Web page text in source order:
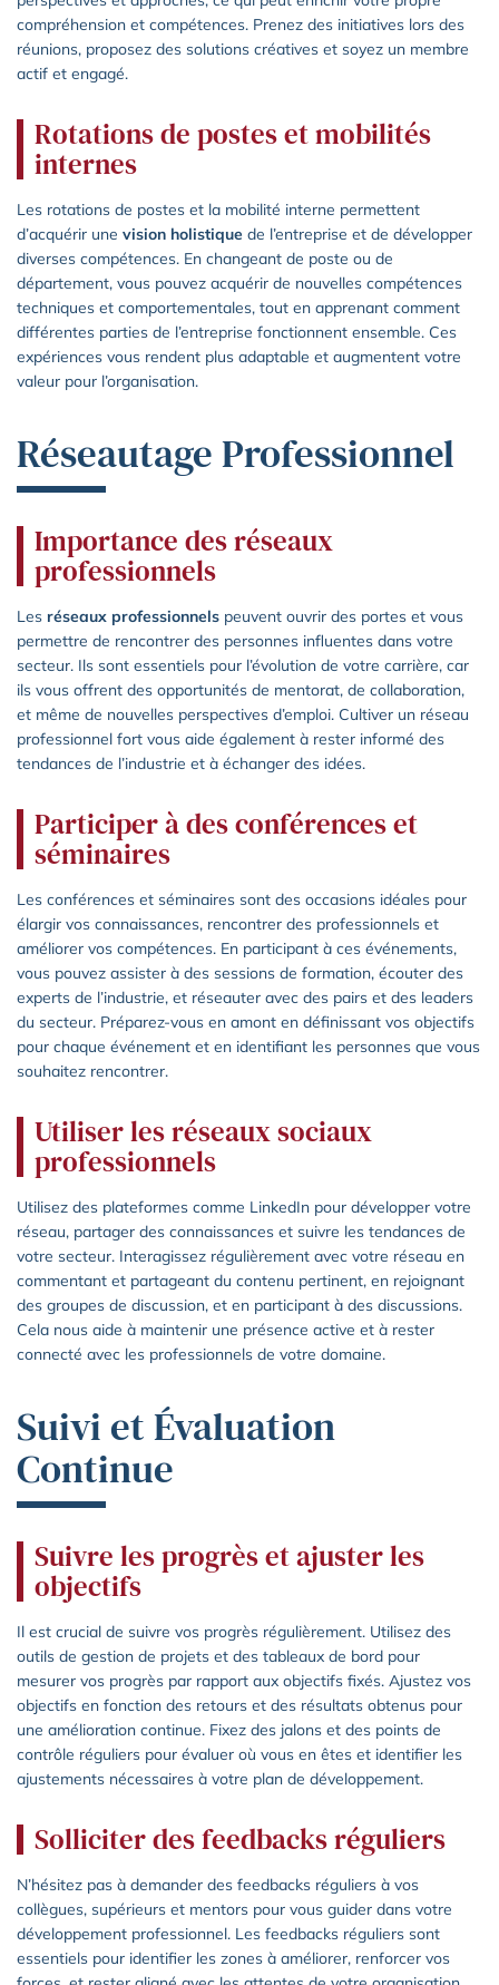
compréhension et compétences. Prenez des initiatives lors des
réunions, proposez des solutions créatives et soyez un membre
actif et engagé.
Rotations de postes et mobilités
internes
Les rotations de postes et la mobilité interne permettent
d’acquérir une vision holistique de l’entreprise et de développer
diverses compétences. En changeant de poste ou de
département, vous pouvez acquérir de nouvelles compétences
techniques et comportementales, tout en apprenant comment
différentes parties de l’entreprise fonctionnent ensemble. Ces
expériences vous rendent plus adaptable et augmentent votre
valeur pour l’organisation.
Réseautage Professionnel
Importance des réseaux
professionnels
Les réseaux professionnels peuvent ouvrir des portes et vous
permettre de rencontrer des personnes influentes dans votre
secteur. Ils sont essentiels pour l’évolution de votre carrière, car
ils vous offrent des opportunités de mentorat, de collaboration,
et même de nouvelles perspectives d’emploi. Cultiver un réseau
professionnel fort vous aide également à rester informé des
tendances de l’industrie et à échanger des idées.
Participer à des conférences et
séminaires
Les conférences et séminaires sont des occasions idéales pour
élargir vos connaissances, rencontrer des professionnels et
améliorer vos compétences. En participant à ces événements,
vous pouvez assister à des sessions de formation, écouter des
experts de l’industrie, et réseauter avec des pairs et des leaders
du secteur. Préparez-vous en amont en définissant vos objectifs
pour chaque événement et en identifiant les personnes que vous
souhaitez rencontrer.
Utiliser les réseaux sociaux
professionnels
Utilisez des plateformes comme LinkedIn pour développer votre
réseau, partager des connaissances et suivre les tendances de
votre secteur. Interagissez régulièrement avec votre réseau en
commentant et partageant du contenu pertinent, en rejoignant
des groupes de discussion, et en participant à des discussions.
Cela nous aide à maintenir une présence active et à rester
connecté avec les professionnels de votre domaine.
Suivi et Évaluation
Continue
Suivre les progrès et ajuster les
objectifs
Il est crucial de suivre vos progrès régulièrement. Utilisez des
outils de gestion de projets et des tableaux de bord pour
mesurer vos progrès par rapport aux objectifs fixés. Ajustez vos
objectifs en fonction des retours et des résultats obtenus pour
une amélioration continue. Fixez des jalons et des points de
contrôle réguliers pour évaluer où vous en êtes et identifier les
ajustements nécessaires à votre plan de développement.
Solliciter des feedbacks réguliers
N’hésitez pas à demander des feedbacks réguliers à vos
collègues, supérieurs et mentors pour vous guider dans votre
développement professionnel. Les feedbacks réguliers sont
essentiels pour identifier les zones à améliorer, renforcer vos